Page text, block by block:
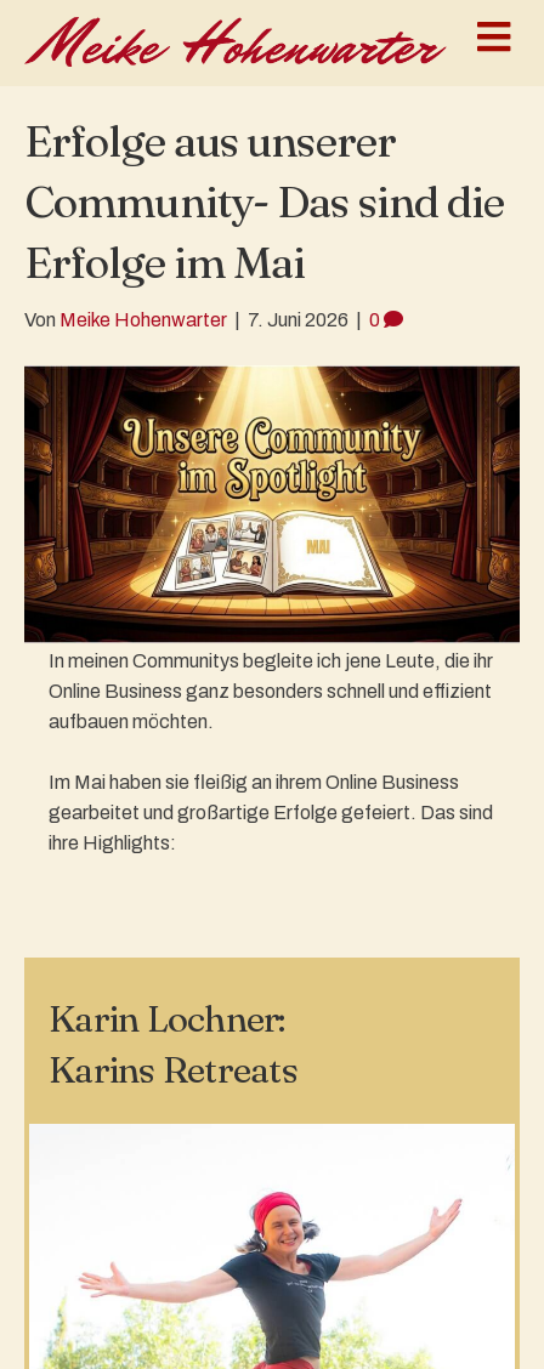
Erfolge aus unserer
Community- Das sind die
Erfolge im Mai
Von Meike Hohenwarter 7. Juni 2026 0
In meinen Communitys begleite ich jene Leute, die ihr
Online Business ganz besonders schnell und effizient
aufbauen möchten.
Im Mai haben sie fleißig an ihrem Online Business
gearbeitet und großartige Erfolge gefeiert. Das sind
ihre Highlights:
Karin Lochner:
Karins Retreats